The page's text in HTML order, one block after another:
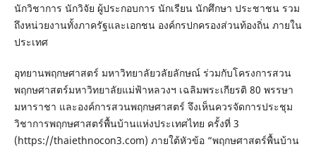
นักวิชาการ นักวิจัย ผู้ประกอบการ นักเรียน นักศึกษา ประชาชน รวม
ถึงหน่วยงานทั้งภาครัฐและเอกชน องค์กรปกครองส่วนท้องถิ่น ภายใน
ประเทศ
อุทยานพฤกษศาสตร์ มหาวิทยาลัยวลัยลักษณ์ ร่วมกับโครงการสวน
พฤกษศาสตร์มหาวิทยาลัยแม่ฟ้าหลวงฯ เฉลิมพระเกียรติ 80 พรรษา
มหาราชา และองค์การสวนพฤกษศาสตร์ จึงเห็นควรจัดการประชุม
วิชาการพฤกษศาสตร์พื้นบ้านแห่งประเทศไทย ครั้งที่ 3
(https://thaiethnocon3.com) ภายใต้หัวข้อ “พฤกษศาสตร์พื้นบ้าน